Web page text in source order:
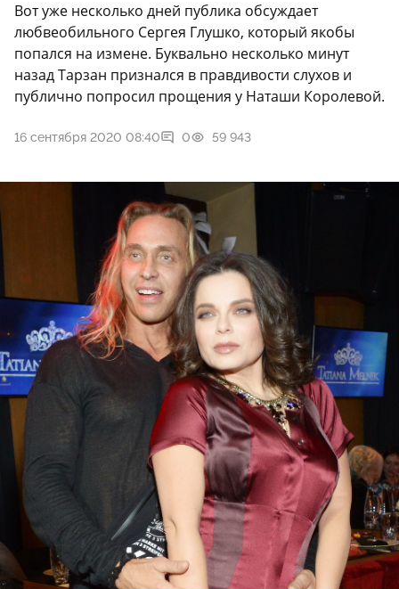
Вот уже несколько дней публика обсуждает
любвеобильного Сергея Глушко, который якобы
попался на измене. Буквально несколько минут
назад Тарзан признался в правдивости слухов и
публично попросил прощения у Наташи Королевой.
16 сентября 2020 08:40 0 59 943